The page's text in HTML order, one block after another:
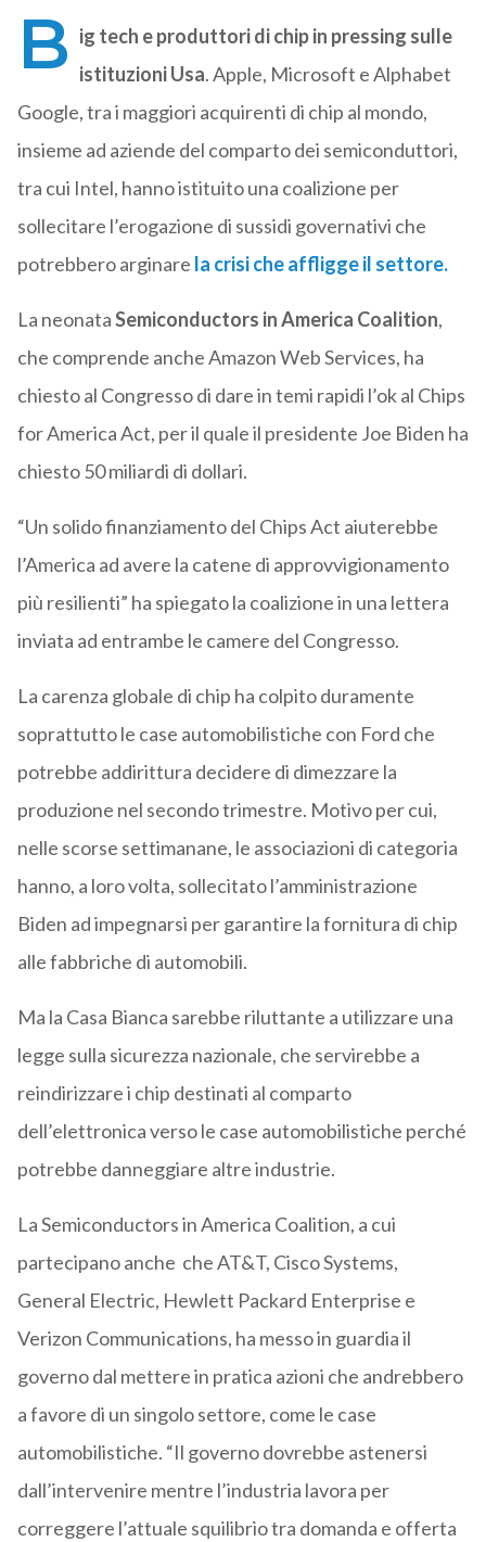
B ig tech e produttori di chip in pressing sulle
istituzioni Usa. Apple, Microsoft e Alphabet
Google, tra i maggiori acquirenti di chip al mondo,
insieme ad aziende del comparto dei semiconduttori,
tra cui Intel, hanno istituito una coalizione per
sollecitare l’erogazione di sussidi governativi che
potrebbero arginare la crisi che affligge il settore.
La neonataSemiconductors in America Coalition,
che comprende anche Amazon Web Services, ha
chiesto al Congresso di dare in temi rapidi l’ok al Chips
for America Act, per il quale il presidente Joe Biden ha
chiesto 50 miliardi di dollari.
“Un solido finanziamento del Chips Act aiuterebbe
l’America ad avere la catene di approvvigionamento
più resilienti” ha spiegato la coalizione in una lettera
inviata ad entrambe le camere del Congresso.
La carenza globale di chip ha colpito duramente
soprattutto le case automobilistiche con Ford che
potrebbe addirittura decidere di dimezzare la
produzione nel secondo trimestre. Motivo per cui,
nelle scorse settimanane, le associazioni di categoria
hanno, a loro volta, sollecitato l’amministrazione
Biden ad impegnarsi per garantire la fornitura di chip
alle fabbriche di automobili.
Ma la Casa Bianca sarebbe riluttante a utilizzare una
legge sulla sicurezza nazionale, che servirebbe a
reindirizzare i chip destinati al comparto
dell’elettronica verso le case automobilistiche perché
potrebbe danneggiare altre industrie.
La Semiconductors in America Coalition, a cui
partecipano anche che AT&T, Cisco Systems,
General Electric, Hewlett Packard Enterprise e
Verizon Communications, ha messo in guardia il
governo dal mettere in pratica azioni che andrebbero
a favore di un singolo settore, come le case
automobilistiche. “Il governo dovrebbe astenersi
dall’intervenire mentre l’industria lavora per
correggere l’attuale squilibrio tra domanda e offerta